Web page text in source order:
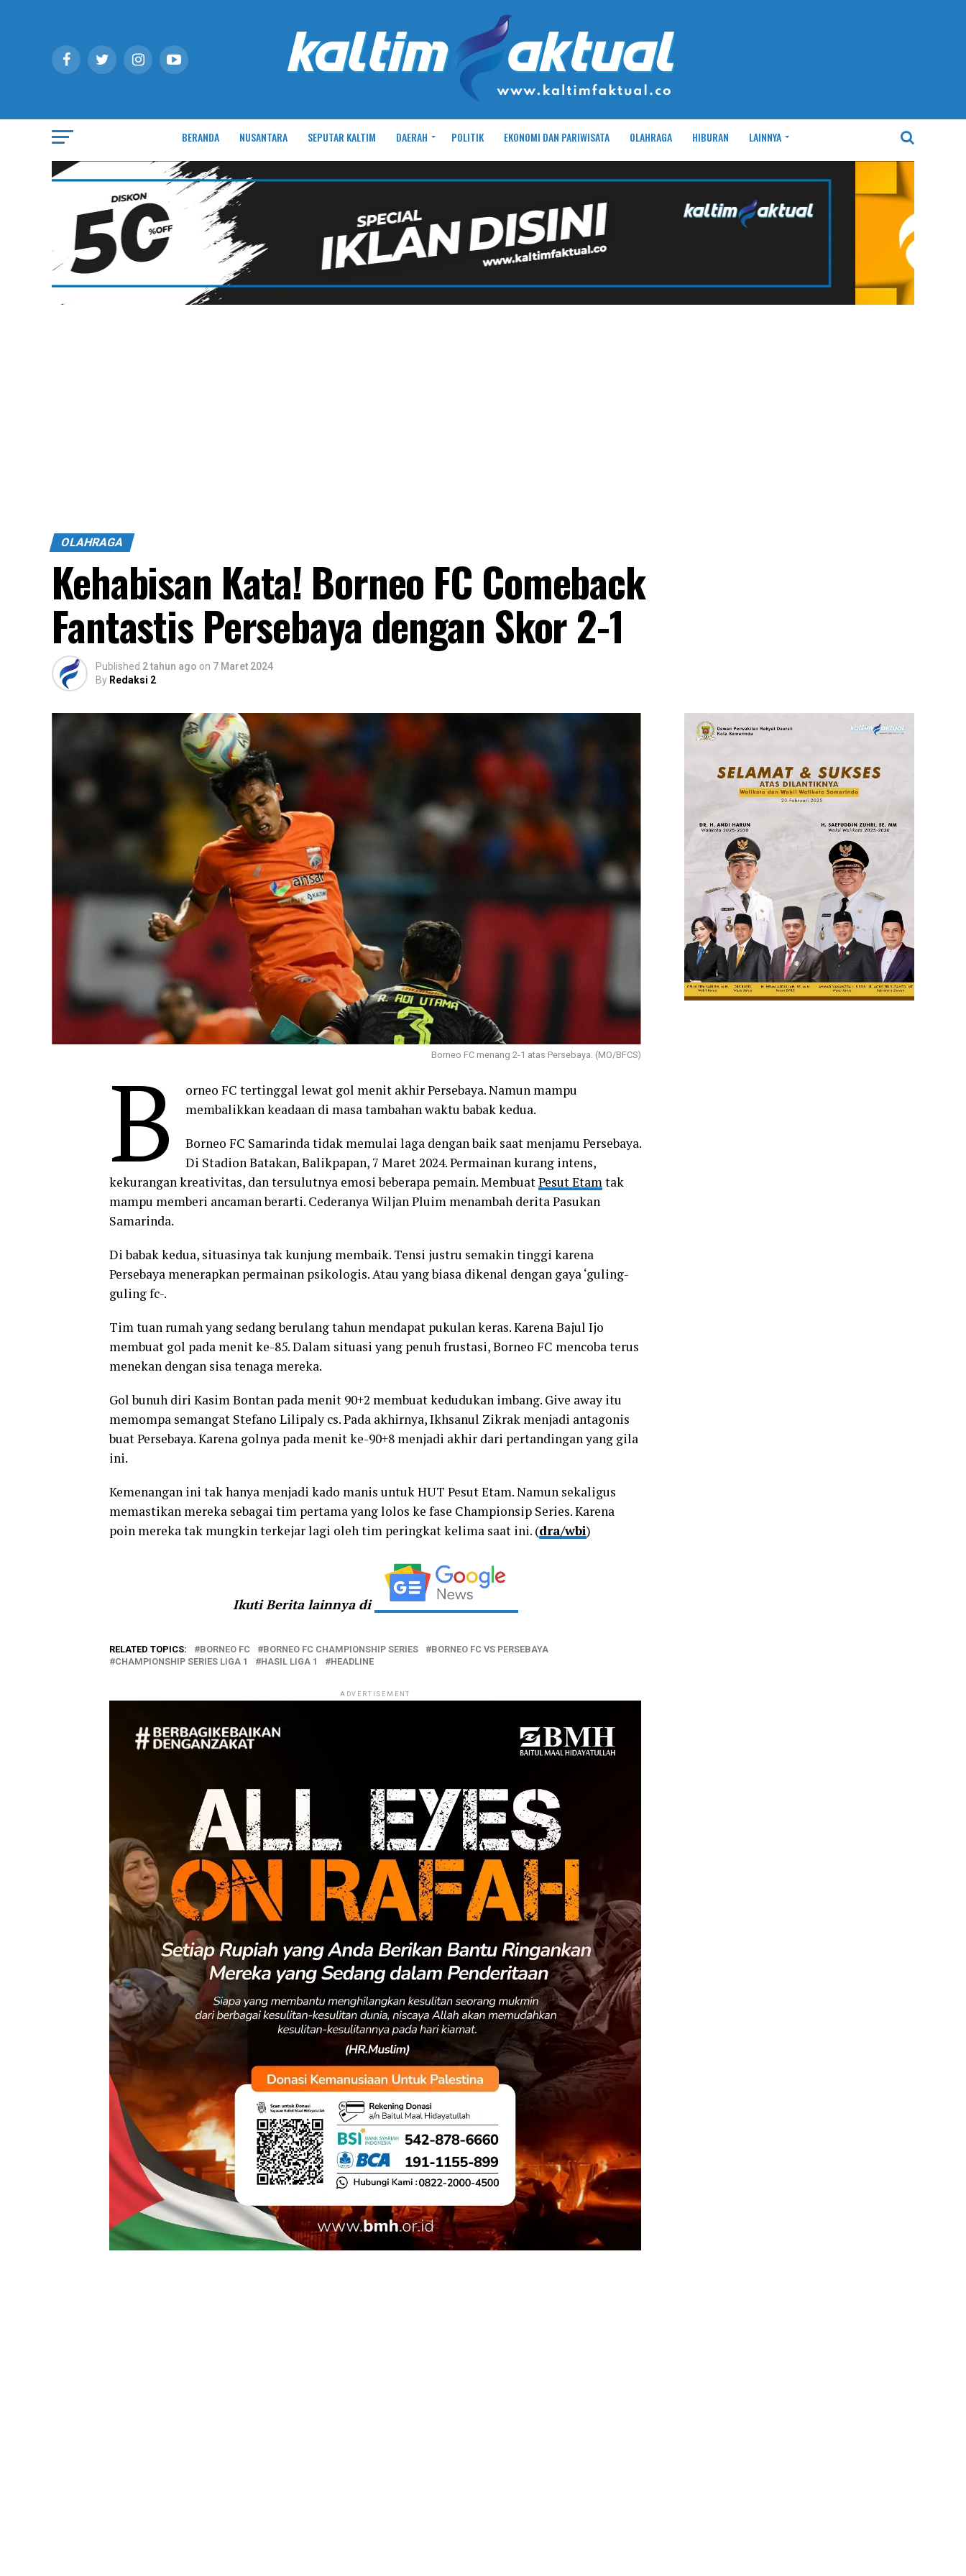
BERANDA NUSANTARA SEPUTAR KALTIM DAERAH POLITIK EKONOMI DAN PARIWISATA OLAHRAGA HIBURAN LAINNYA
OLAHRAGA
Kehabisan Kata! Borneo FC Comeback
Fantastis Persebaya dengan Skor 2-1
Published 2 tahun ago on 7 Maret 2024
By Redaksi 2
Borneo FC menang 2-1 atas Persebaya. (MO/BFCS)
B
orneo FC tertinggal lewat gol menit akhir Persebaya. Namun mampu
membalikkan keadaan di masa tambahan waktu babak kedua.
Borneo FC Samarinda tidak memulai laga dengan baik saat menjamu Persebaya.
Di Stadion Batakan, Balikpapan, 7 Maret 2024. Permainan kurang intens,
kekurangan kreativitas, dan tersulutnya emosi beberapa pemain. MembuatPesut Etamtak
mampu memberi ancaman berarti. Cederanya Wiljan Pluim menambah derita Pasukan
Samarinda.
Di babak kedua, situasinya tak kunjung membaik. Tensi justru semakin tinggi karena
Persebaya menerapkan permainan psikologis. Atau yang biasa dikenal dengan gaya ‘guling-
guling fc-.
Tim tuan rumah yang sedang berulang tahun mendapat pukulan keras. Karena Bajul Ijo
membuat gol pada menit ke-85. Dalam situasi yang penuh frustasi, Borneo FC mencoba terus
menekan dengan sisa tenaga mereka.
Gol bunuh diri Kasim Bontan pada menit 90+2 membuat kedudukan imbang. Give away itu
memompa semangat Stefano Lilipaly cs. Pada akhirnya, Ikhsanul Zikrak menjadi antagonis
buat Persebaya. Karena golnya pada menit ke-90+8 menjadi akhir dari pertandingan yang gila
ini.
Kemenangan ini tak hanya menjadi kado manis untuk HUT Pesut Etam. Namun sekaligus
memastikan mereka sebagai tim pertama yang lolos ke fase Championsip Series. Karena
poin mereka tak mungkin terkejar lagi oleh tim peringkat kelima saat ini. (dra/wbi)
Ikuti Berita lainnya di
RELATED TOPICS: BORNEO FC BORNEO FC CHAMPIONSHIP SERIES
BORNEO FC VS PERSEBAYA
CHAMPIONSHIP SERIES LIGA 1
HASIL LIGA 1 HEADLINE
ADVERTISEMENT